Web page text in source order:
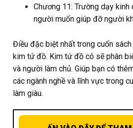
Chương 11: Trường dạy kinh
người muốn giúp đỡ người
Điều đặc biệt nhất trong cuốn sách
kim tứ đồ. Kim tứ đồ có sẽ phân
và người làm chủ. Giúp bạn có
các ngành nghề và lĩnh vực trong
làm giàu.